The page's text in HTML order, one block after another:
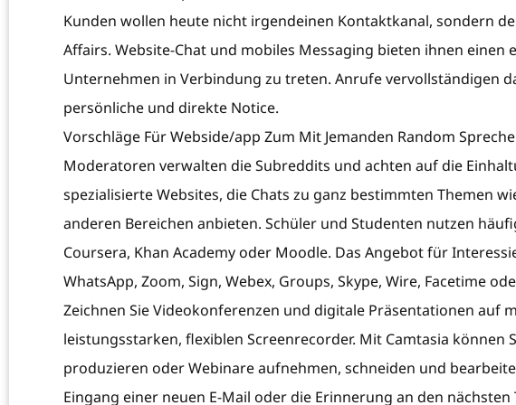
Kunden wollen heute nicht irgendeinen Kontaktkanal, sondern
Affairs. Website-Chat und mobiles Messaging bieten ihnen
Unternehmen in Verbindung zu treten. Anrufe vervollständigen
persönliche und direkte Notice.
Vorschläge Für Webside/app Zum Mit Jemanden Random
Moderatoren verwalten die Subreddits und achten auf die
spezialisierte Websites, die Chats zu ganz bestimmten Themen
anderen Bereichen anbieten. Schüler und Studenten nutzen
Coursera, Khan Academy oder Moodle. Das Angebot für
WhatsApp, Zoom, Sign, Webex, Groups, Skype, Wire, Facetime
Zeichnen Sie Videokonferenzen und digitale Präsentationen auf
leistungsstarken, flexiblen Screenrecorder. Mit Camtasia können
produzieren oder Webinare aufnehmen, schneiden und
Eingang einer neuen E-Mail oder die Erinnerung an den